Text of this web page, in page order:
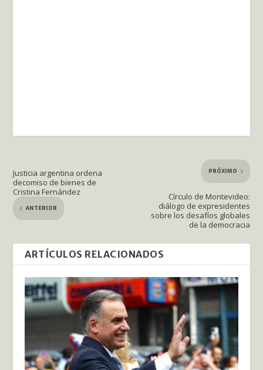
Justicia argentina ordena
decomiso de bienes de
Cristina Fernández
ANTERIOR
PRÓXIMO
Círculo de Montevideo:
diálogo de expresidentes
sobre los desafíos globales
de la democracia
ARTÍCULOS RELACIONADOS